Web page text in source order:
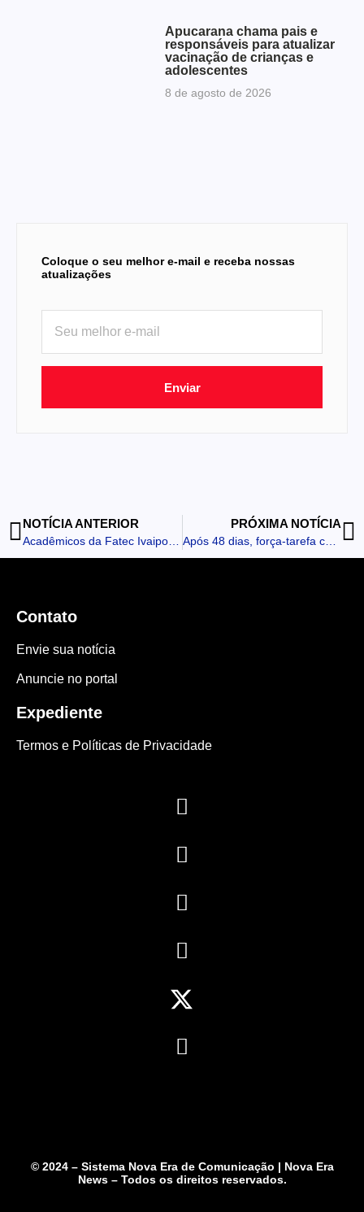
Apucarana chama pais e
responsáveis para atualizar
vacinação de crianças e
adolescentes
8 de agosto de 2026
Coloque o seu melhor e-mail e receba nossas
atualizações
Enviar
NOTÍCIA ANTERIOR
Acadêmicos da Fatec Ivaiporã apresentam projetos na II Mostra de Horticultura
PRÓXIMA NOTÍCIA
Após 48 dias, força-tarefa composta pelo IAT captura onça-pintada em Mandaguari
Contato
Envie sua notícia
Anuncie no portal
Expediente
Termos e Políticas de Privacidade
© 2024 – Sistema Nova Era de Comunicação | Nova Era
News – Todos os direitos reservados.